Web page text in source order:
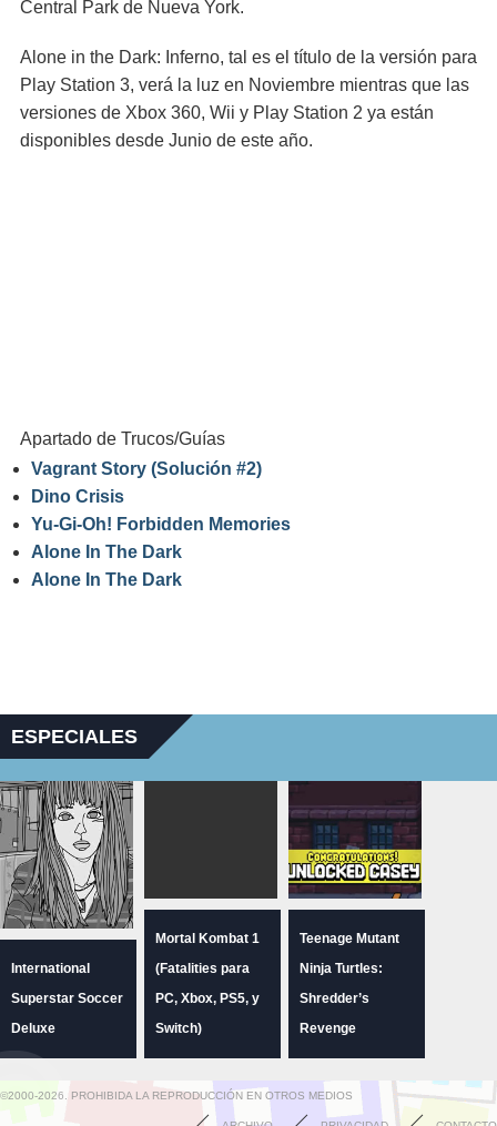
Central Park de Nueva York.
Alone in the Dark: Inferno, tal es el título de la versión para
Play Station 3, verá la luz en Noviembre mientras que las
versiones de Xbox 360, Wii y Play Station 2 ya están
disponibles desde Junio de este año.
Apartado de Trucos/Guías
Vagrant Story (Solución #2)
Dino Crisis
Yu-Gi-Oh! Forbidden Memories
Alone In The Dark
Alone In The Dark
ESPECIALES
International
Superstar Soccer
Deluxe
Mortal Kombat 1
(Fatalities para
PC, Xbox, PS5, y
Switch)
Teenage Mutant
Ninja Turtles:
Shredder’s
Revenge
©2000-2026. PROHIBIDA LA REPRODUCCIÓN EN OTROS MEDIOS